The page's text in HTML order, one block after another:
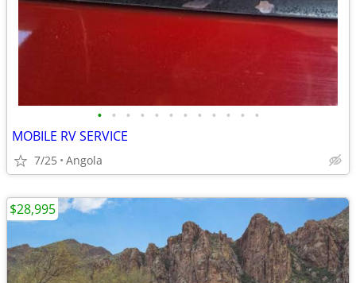
• • • • • • • • • • • •
MOBILE RV SERVICE
7/25 Angola
$28,995